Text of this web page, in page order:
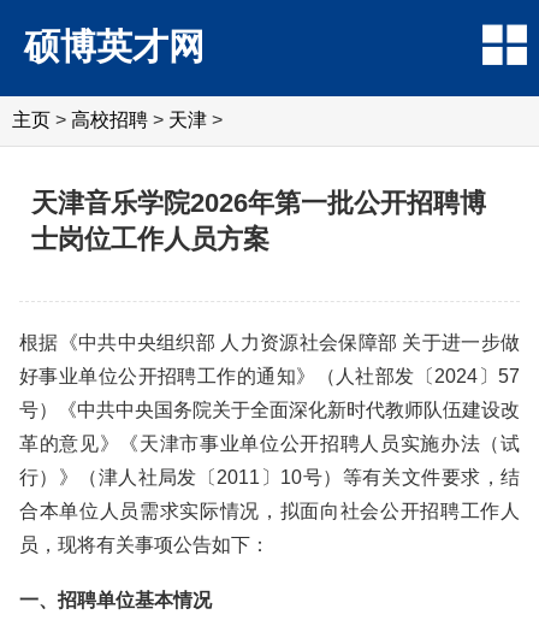
硕博英才网
主页 > 高校招聘 > 天津 >
天津音乐学院2026年第一批公开招聘博
士岗位工作人员方案
根据《中共中央组织部 人力资源社会保障部 关于进一步做
好事业单位公开招聘工作的通知》（人社部发〔2024〕57
号）《中共中央国务院关于全面深化新时代教师队伍建设改
革的意见》《天津市事业单位公开招聘人员实施办法（试
行）》（津人社局发〔2011〕10号）等有关文件要求，结
合本单位人员需求实际情况，拟面向社会公开招聘工作人
员，现将有关事项公告如下：
一、招聘单位基本情况